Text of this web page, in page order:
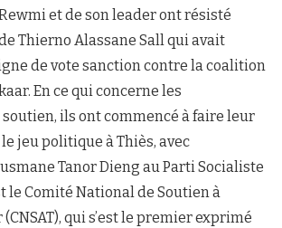
et de son leader ont résisté
Thierno Alassane Sall qui avait
de vote sanction contre la coalition
En ce qui concerne les
ils ont commencé à faire leur
jeu politique à Thiès, avec
Tanor Dieng au Parti Socialiste
le Comité National de Soutien à
(CNSAT), qui s’est le premier exprimé